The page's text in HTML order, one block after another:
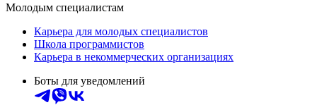
Молодым специалистам
Карьера для молодых специалистов
Школа программистов
Карьера в некоммерческих организациях
Боты для уведомлений